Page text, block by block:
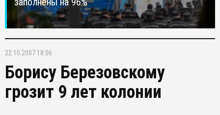
22.10.2007 18:06
Борису Березовскому
грозит 9 лет колонии